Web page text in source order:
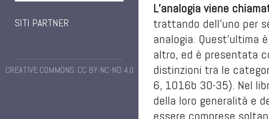
SITI PARTNER
CREATIVE COMMONS: CC BY-NC-ND 4.0
L’analogia viene
trattando dell’uno per
analogia.
altro, ed è presentata
distinzioni tra le
6, 1016b 30-35). Nel
della loro generalità e
essere comprese